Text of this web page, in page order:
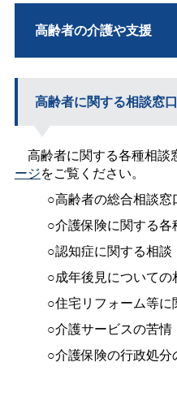
高齢者の介護や支援
高齢者に関する相談窓
高齢者に関する各種相談
ージをご覧ください。
○高齢者の総合相談窓
○介護保険に関する各
○認知症に関する相談
○成年後見についての
○住宅リフォーム等に
○介護サービスの苦情
○介護保険の行政処分